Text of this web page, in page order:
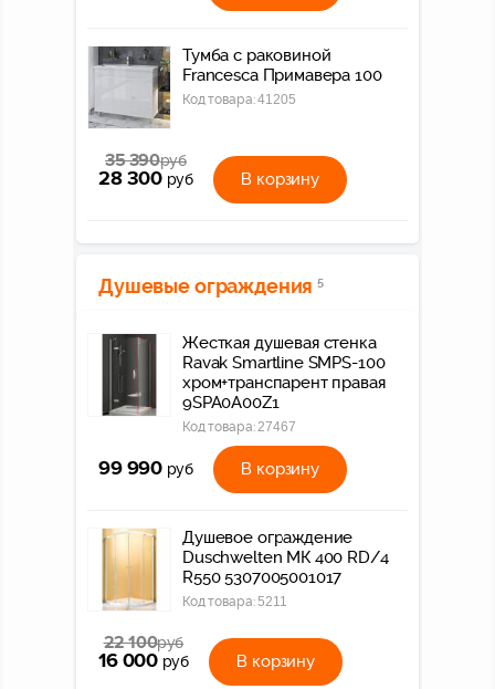
Тумба с раковиной
Francesca Примавера 100
Код товара:41205
35 390руб
28 300 руб В корзину
Душевые ограждения 5
Жесткая душевая стенка
Ravak Smartline SMPS-100
хром+тpанспаpент правая
9SPA0A00Z1
Код товара: 27467
99 990 руб В корзину
Душевое ограждение
Duschwelten МК 400 RD/4
R550 5307005001017
Код товара:5211
22 100руб
16 000 руб В корзину